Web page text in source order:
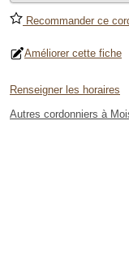
Recommander ce
Améliorer cette fiche
Renseigner les horaires
Autres cordonniers à